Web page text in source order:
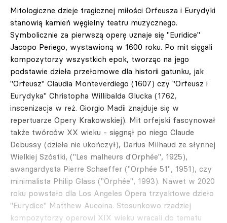
Mitologiczne dzieje tragicznej miłości Orfeusza i Eurydyki
stanowią kamień węgielny teatru muzycznego.
Symbolicznie za pierwszą operę uznaje się "Euridice"
Jacopo Periego, wystawioną w 1600 roku. Po mit sięgali
kompozytorzy wszystkich epok, tworząc na jego
podstawie dzieła przełomowe dla historii gatunku, jak
"Orfeusz" Claudia Monteverdiego (1607) czy "Orfeusz i
Eurydyka" Christopha Willibalda Glucka (1762,
inscenizacja w reż. Giorgio Madii znajduje się w
repertuarze Opery Krakowskiej). Mit orfejski fascynował
także twórców XX wieku - sięgnął po niego Claude
Debussy (dzieła nie ukończył), Darius Milhaud ze słynnej
Wielkiej Szóstki, ("Les malheurs d'Orphée", 1925),
awangardysta Pierre Schaeffer ("Orphée 51", 1951), czy
minimalista Philip Glass ("Orphée", 1993). Nawet w 2020
roku powstało dla Los Angeles Opera trzyaktowe dzieło
"Eurydice" Matthew Aucoina. Stosunkowo rzadziej
kompozytorzy operowi XIX wieku wracali do tematu